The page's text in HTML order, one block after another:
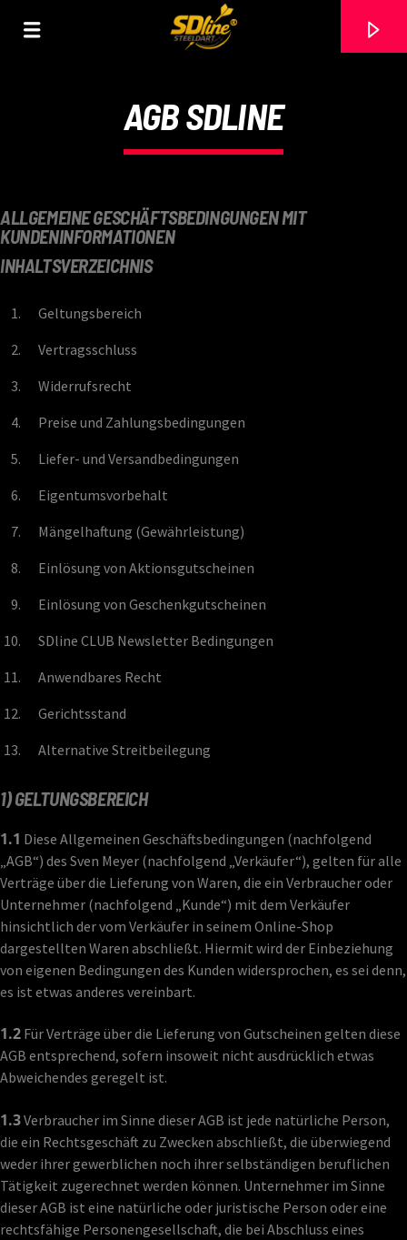
AGB SDLINE
ALLGEMEINE GESCHÄFTSBEDINGUNGEN MIT
KUNDENINFORMATIONEN
INHALTSVERZEICHNIS
Geltungsbereich
Vertragsschluss
Widerrufsrecht
Preise und Zahlungsbedingungen
Liefer- und Versandbedingungen
Eigentumsvorbehalt
Mängelhaftung (Gewährleistung)
Einlösung von Aktionsgutscheinen
Einlösung von Geschenkgutscheinen
SDline CLUB Newsletter Bedingungen
Anwendbares Recht
Gerichtsstand
Alternative Streitbeilegung
1) GELTUNGSBEREICH
1.1 Diese Allgemeinen Geschäftsbedingungen (nachfolgend
„AGB“) des Sven Meyer (nachfolgend „Verkäufer“), gelten für alle
Verträge über die Lieferung von Waren, die ein Verbraucher oder
Unternehmer (nachfolgend „Kunde“) mit dem Verkäufer
hinsichtlich der vom Verkäufer in seinem Online-Shop
dargestellten Waren abschließt. Hiermit wird der Einbeziehung
von eigenen Bedingungen des Kunden widersprochen, es sei denn,
es ist etwas anderes vereinbart.
1.2 Für Verträge über die Lieferung von Gutscheinen gelten diese
AGB entsprechend, sofern insoweit nicht ausdrücklich etwas
Abweichendes geregelt ist.
1.3Verbraucher im Sinne dieser AGB ist jede natürliche Person,
die ein Rechtsgeschäft zu Zwecken abschließt, die überwiegend
weder ihrer gewerblichen noch ihrer selbständigen beruflichen
Tätigkeit zugerechnet werden können. Unternehmer im Sinne
dieser AGB ist eine natürliche oder juristische Person oder eine
rechtsfähige Personengesellschaft, die bei Abschluss eines